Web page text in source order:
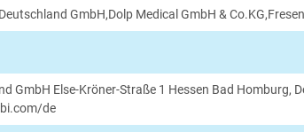
GmbH,Dolp Medical GmbH &
GmbH Else-Kröner-Straße 1 Hessen Bad
de